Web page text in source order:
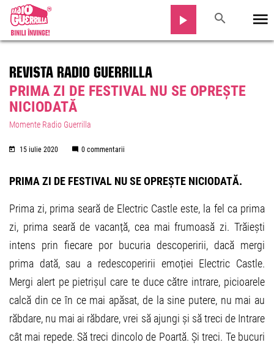
REVISTA RADIO GUERRILLA
PRIMA ZI DE FESTIVAL NU SE OPREȘTE
NICIODATĂ
Momente Radio Guerrilla
15 iulie 2020 0 commentarii
PRIMA ZI DE FESTIVAL NU SE OPREȘTE NICIODATĂ.
Prima zi, prima seară de Electric Castle este, la fel ca prima
zi, prima seară de vacanță, cea mai frumoasă zi. Trăiești
intens prin fiecare por bucuria descoperirii, dacă mergi
prima dată, sau a redescoperirii emoției Electric Castle.
Mergi alert pe pietrișul care te duce către intrare, picioarele
calcă din ce în ce mai apăsat, de la sine putere, nu mai au
răbdare, nu mai ai răbdare, vrei să ajungi și să treci de Intrare
cât mai repede. Să treci dincolo de Poartă. Și treci. Te bucuri